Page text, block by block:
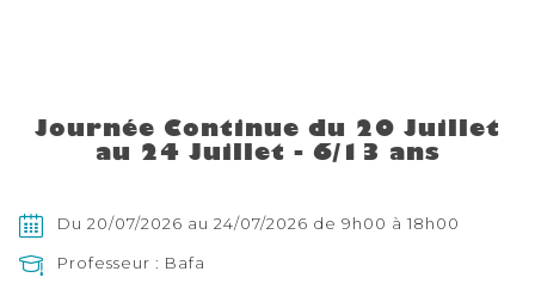
beginning
gallery
Journée Continue du 20 Juillet
au 24 Juillet - 6/13 ans
Du 20/07/2026 au 24/07/2026 de 9h00 à 18h00
Professeur : Bafa